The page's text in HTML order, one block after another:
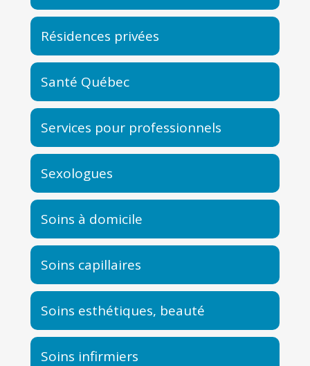
Résidences privées
Santé Québec
Services pour professionnels
Sexologues
Soins à domicile
Soins capillaires
Soins esthétiques, beauté
Soins infirmiers